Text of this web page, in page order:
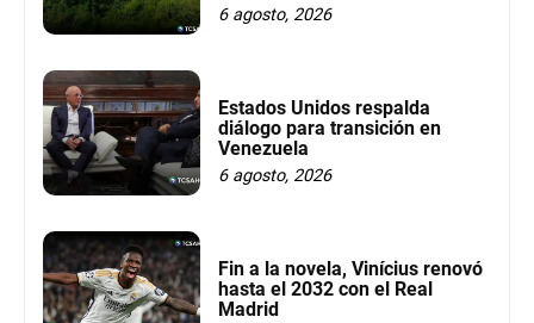
6 agosto, 2026
Estados Unidos respalda
diálogo para transición en
Venezuela
6 agosto, 2026
Fin a la novela, Vinícius renovó
hasta el 2032 con el Real
Madrid